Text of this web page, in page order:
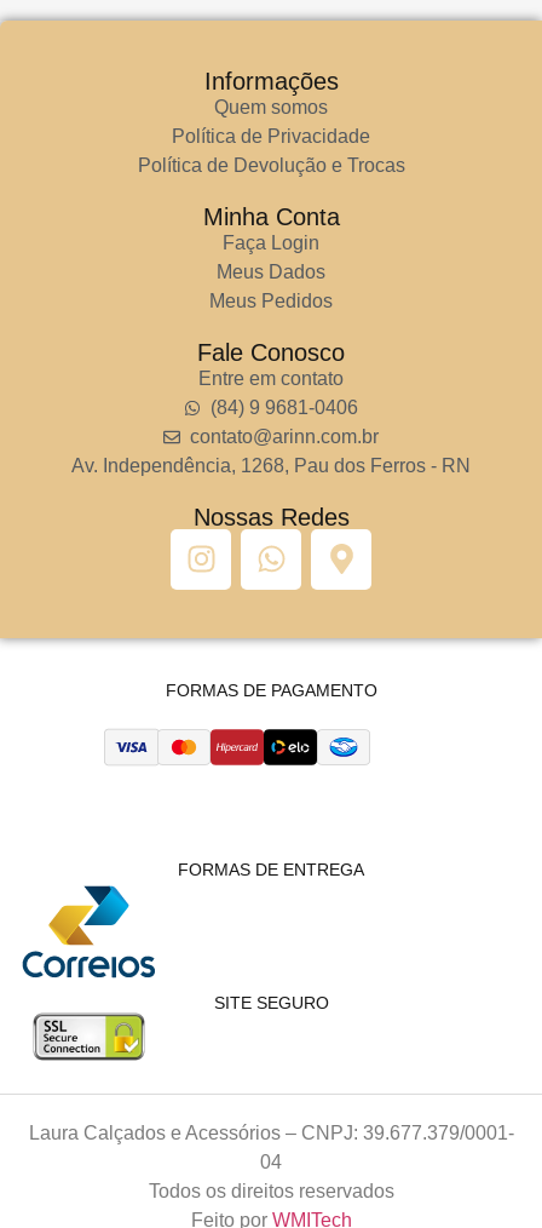
Informações
Quem somos
Política de Privacidade
Política de Devolução e Trocas
Minha Conta
Faça Login
Meus Dados
Meus Pedidos
Fale Conosco
Entre em contato
(84) 9 9681-0406
contato@arinn.com.br
Av. Independência, 1268, Pau dos Ferros - RN
Nossas Redes
FORMAS DE PAGAMENTO
FORMAS DE ENTREGA
SITE SEGURO
Laura Calçados e Acessórios – CNPJ: 39.677.379/0001-
04
Todos os direitos reservados
Feito por WMITech